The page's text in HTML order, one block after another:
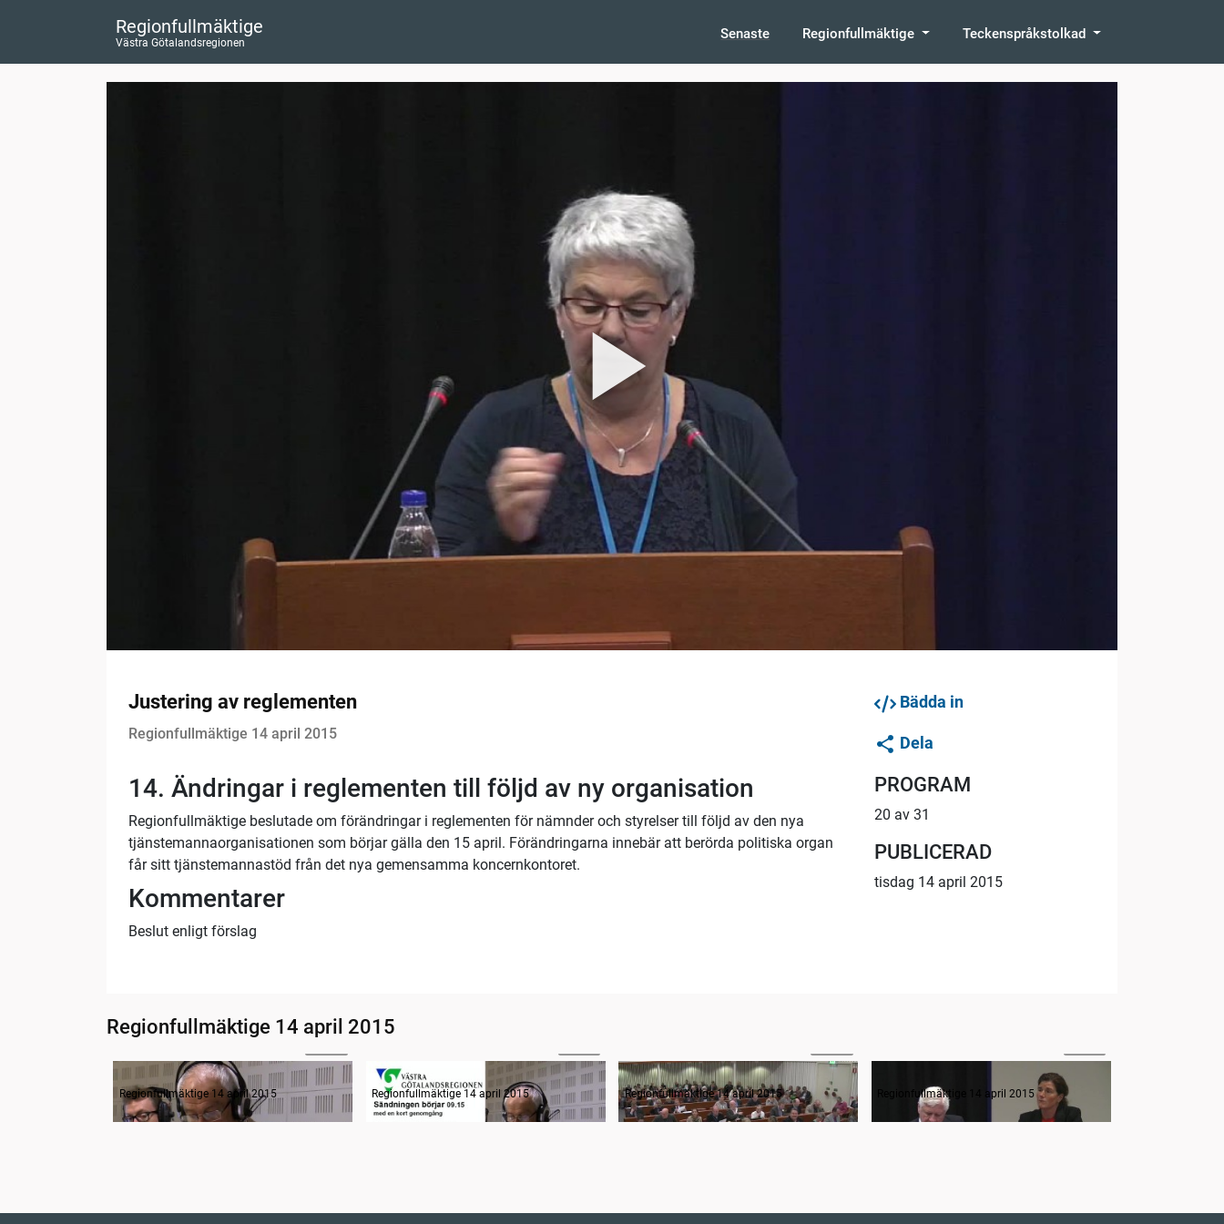
Regionfullmäktige
Västra Götalandsregionen
Senaste Regionfullmäktige Teckenspråkstolkad
Justering av reglementen
Regionfullmäktige 14 april 2015
14. Ändringar i reglementen till följd av ny organisation
Regionfullmäktige beslutade om förändringar i reglementen för nämnder och styrelser till följd av den nya
tjänstemannaorganisationen som börjar gälla den 15 april. Förändringarna innebär att berörda politiska organ
får sitt tjänstemannastöd från det nya gemensamma koncernkontoret.
Kommentarer
Beslut enligt förslag
Bädda in
Dela
PROGRAM
20 av 31
PUBLICERAD
tisdag 14 april 2015
Regionfullmäktige 14 april 2015
Radion informerar
Regionfullmäktige 14 april 2015
Radion informerar, del 2
Regionfullmäktige 14 april 2015
Sammanträdets öppnande
Regionfullmäktige 14 april 2015 Regionfullmäktige 14 april 2015